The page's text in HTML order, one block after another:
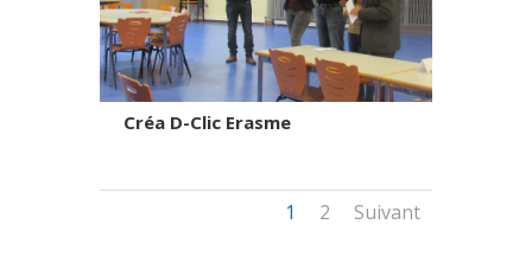
Créa D-Clic Erasme
1 2 Suivant